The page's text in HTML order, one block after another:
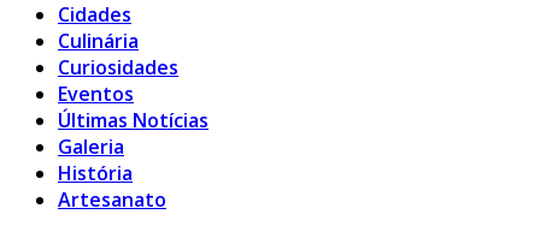
Cidades
Culinária
Curiosidades
Eventos
Últimas Notícias
Galeria
História
Artesanato